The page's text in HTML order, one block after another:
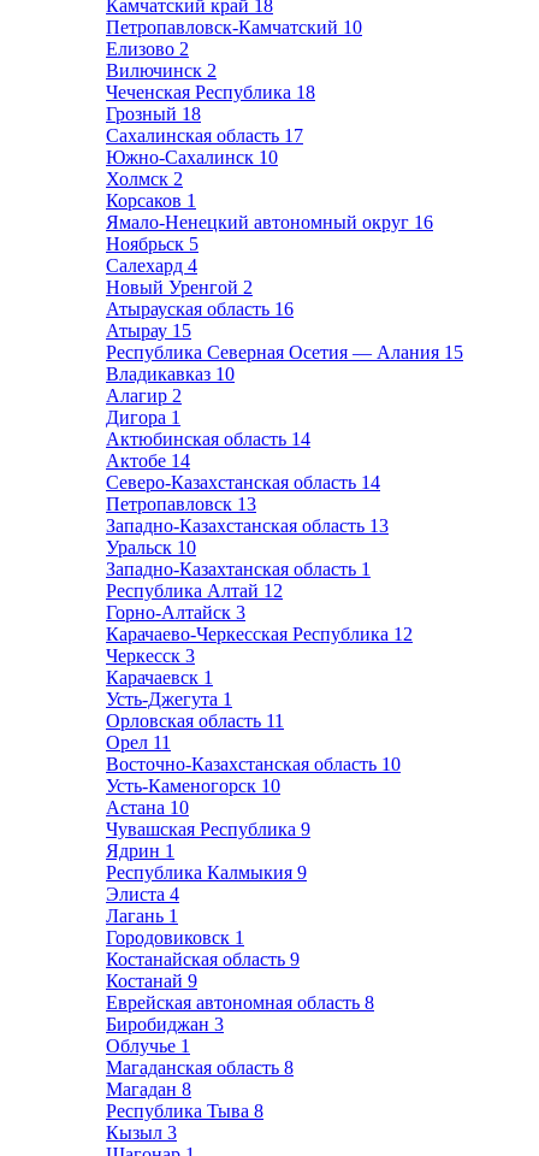
Камчатский край 18
Петропавловск-Камчатский 10
Елизово 2
Вилючинск 2
Чеченская Республика 18
Грозный 18
Сахалинская область 17
Южно-Сахалинск 10
Холмск 2
Корсаков 1
Ямало-Ненецкий автономный округ 16
Ноябрьск 5
Салехард 4
Новый Уренгой 2
Атырауская область 16
Атырау 15
Республика Северная Осетия — Алания 15
Владикавказ 10
Алагир 2
Дигора 1
Актюбинская область 14
Актобе 14
Северо-Казахстанская область 14
Петропавловск 13
Западно-Казахстанская область 13
Уральск 10
Западно-Казахтанская область 1
Республика Алтай 12
Горно-Алтайск 3
Карачаево-Черкесская Республика 12
Черкесск 3
Карачаевск 1
Усть-Джегута 1
Орловская область 11
Орел 11
Восточно-Казахстанская область 10
Усть-Каменогорск 10
Астана 10
Чувашская Республика 9
Ядрин 1
Республика Калмыкия 9
Элиста 4
Лагань 1
Городовиковск 1
Костанайская область 9
Костанай 9
Еврейская автономная область 8
Биробиджан 3
Облучье 1
Магаданская область 8
Магадан 8
Республика Тыва 8
Кызыл 3